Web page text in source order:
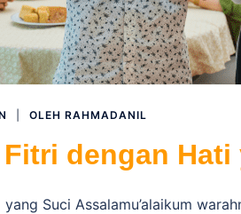
OLEH RAHMADANIL
dengan Hati
Suci Assalamu’alaikum